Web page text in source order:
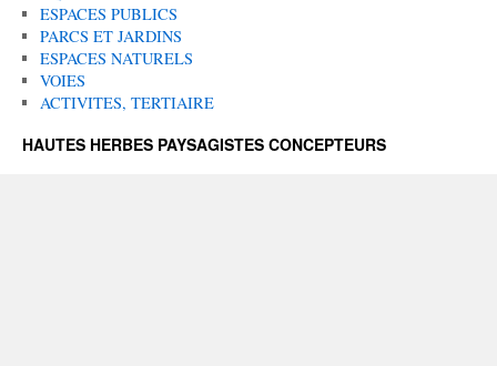
ESPACES PUBLICS
PARCS ET JARDINS
ESPACES NATURELS
VOIES
ACTIVITES, TERTIAIRE
HAUTES HERBES PAYSAGISTES CONCEPTEURS